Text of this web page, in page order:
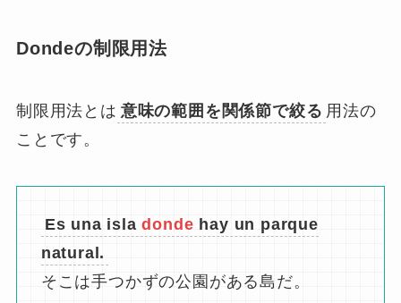
Dondeの制限用法
制限用法とは 意味の範囲を関係節で絞る 用法の
ことです。
Es una isladonde hay un parque
natural.
そこは手つかずの公園がある島だ。